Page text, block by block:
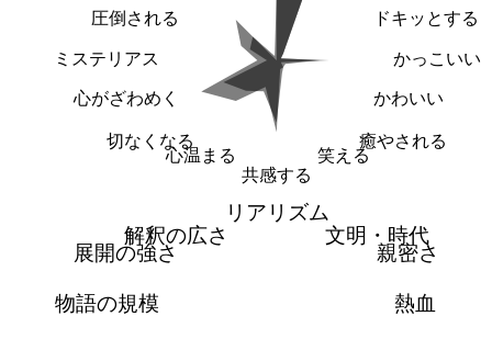
ドキッとする
かっこいい
かわいい
癒やされる
笑える
共感する
心温まる
切なくなる
心がざわめく
ミステリアス
圧倒される
リアリズム
文明・時代
親密さ
熱血
物語の規模
展開の強さ
解釈の広さ